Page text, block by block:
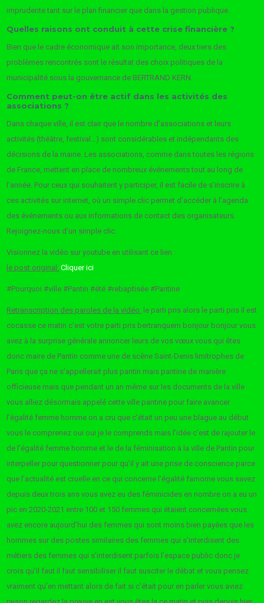
imprudente tant sur le plan financier que dans la gestion publique.
Quelles raisons ont conduit à cette crise financière ?
Bien que le cadre économique ait son importance, deux tiers des
problèmes rencontrés sont le résultat des choix politiques de la
municipalité sous la gouvernance de BERTRAND KERN.
Comment peut-on être actif dans les activités des
associations ?
Dans chaque ville, il est clair que le nombre d’associations et leurs
activités (théâtre, festival…) sont considérables et indépendants des
décisions de la mairie. Les associations, comme dans toutes les régions
de France, mettent en place de nombreux événements tout au long de
l’année. Pour ceux qui souhaitent y participer, il est facile de s’inscrire à
ces activités sur internet, où un simple clic permet d’accéder à l’agenda
des événements ou aux informations de contact des organisateurs.
Rejoignez-nous d’un simple clic.
Visionnez la vidéo sur youtube en utilisant ce lien :
le post original: Cliquer ici
#Pourquoi #ville #Pantin #été #rebaptisée #Pantine
Retranscription des paroles de la vidéo: le parti pris alors le parti pris il est
cocasse ce matin c’est votre parti pris bertranquern bonjour bonjour vous
avez à la surprise générale annoncer leurs de vos vœux vous qui êtes
donc maire de Pantin comme une de scène Saint-Denis limitrophes de
Paris que ça ne s’appellerait plus pantin mais pantine de manière
officieuse mais que pendant un an même sur les documents de la ville
vous alliez désormais appelé cette ville pantine pour faire avancer
l’égalité femme homme on a cru que c’était un peu une blague au début
vous le comprenez oui oui je le comprends mais l’idée c’est de rajouter le
de l’égalité femme homme et le de la féminisation à la ville de Pantin pour
interpeller pour questionner pour qu’il y ait une prise de conscience parce
que l’actualité est cruelle en ce qui concerne l’égalité famome vous savez
depuis deux trois ans vous avez eu des féminicides en nombre on a eu un
pic en 2020-2021 entre 100 et 150 femmes qui étaient concernées vous
avez encore aujourd’hui des femmes qui sont moins bien payées que les
hommes sur des postes similaires des femmes qui s’interdisent des
métiers des femmes qui s’interdisent parfois l’espace public donc je
crois qu’il faut il faut sensibiliser il faut susciter le débat et vous pensez
vraiment qu’en mettant alors de fait si c’était pour en parler vous aviez